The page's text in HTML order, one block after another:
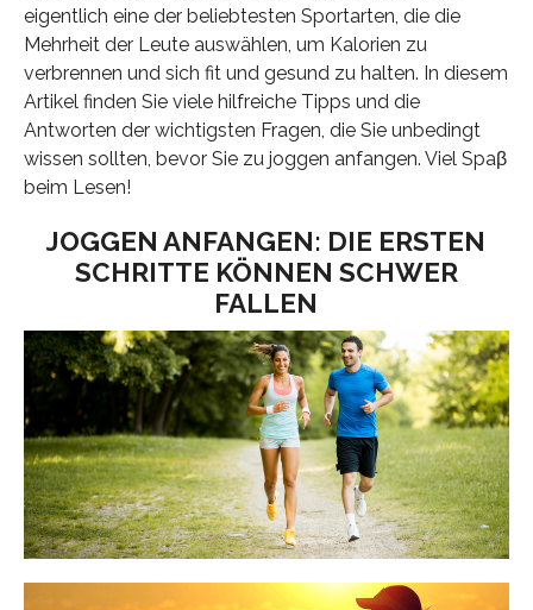
eigentlich eine der beliebtesten Sportarten, die die
Mehrheit der Leute auswählen, um Kalorien zu
verbrennen und sich fit und gesund zu halten. In diesem
Artikel finden Sie viele hilfreiche Tipps und die
Antworten der wichtigsten Fragen, die Sie unbedingt
wissen sollten, bevor Sie zu joggen anfangen. Viel Spaβ
beim Lesen!
JOGGEN ANFANGEN: DIE ERSTEN
SCHRITTE KÖNNEN SCHWER
FALLEN